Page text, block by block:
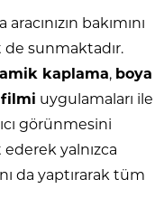
bakımını
sunmaktadır.
kaplama, boya
filmi uygulamaları ile
görünmesini
ederek yalnızca
da yaptırarak tüm